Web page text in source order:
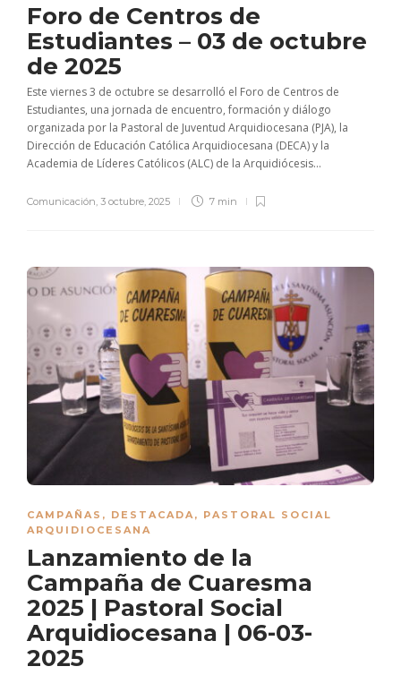
Foro de Centros de
Estudiantes – 03 de octubre
de 2025
Este viernes 3 de octubre se desarrolló el Foro de Centros de
Estudiantes, una jornada de encuentro, formación y diálogo
organizada por la Pastoral de Juventud Arquidiocesana (PJA), la
Dirección de Educación Católica Arquidiocesana (DECA) y la
Academia de Líderes Católicos (ALC) de la Arquidiócesis...
Comunicación, 3 octubre, 2025 7 min
CAMPAÑAS , DESTACADA, PASTORAL SOCIAL
ARQUIDIOCESANA
Lanzamiento de la
Campaña de Cuaresma
2025 | Pastoral Social
Arquidiocesana | 06-03-
2025